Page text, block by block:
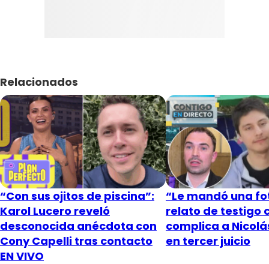
Relacionados
“Con sus ojitos de piscina”:
Karol Lucero reveló
desconocida anécdota con
Cony Capelli tras contacto
EN VIVO
“Le mandó una
relato de testigo
complica a
en tercer juicio